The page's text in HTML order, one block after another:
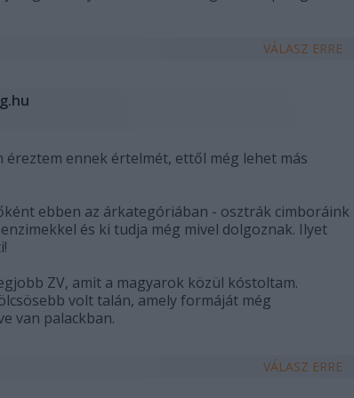
VÁLASZ ERRE
éreztem ennek értelmét, ettől még lehet más
ebben az árkategóriában - osztrák cimboráink
és ki tudja még mivel dolgoznak. Ilyet
ZV, amit a magyarok közül kóstoltam.
volt talán, amely formáját még
van palackban.
VÁLASZ ERRE